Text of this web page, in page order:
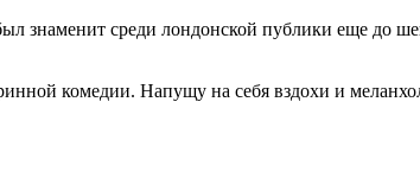
знаменит среди лондонской публики еще до
комедии. Напущу на себя вздохи и